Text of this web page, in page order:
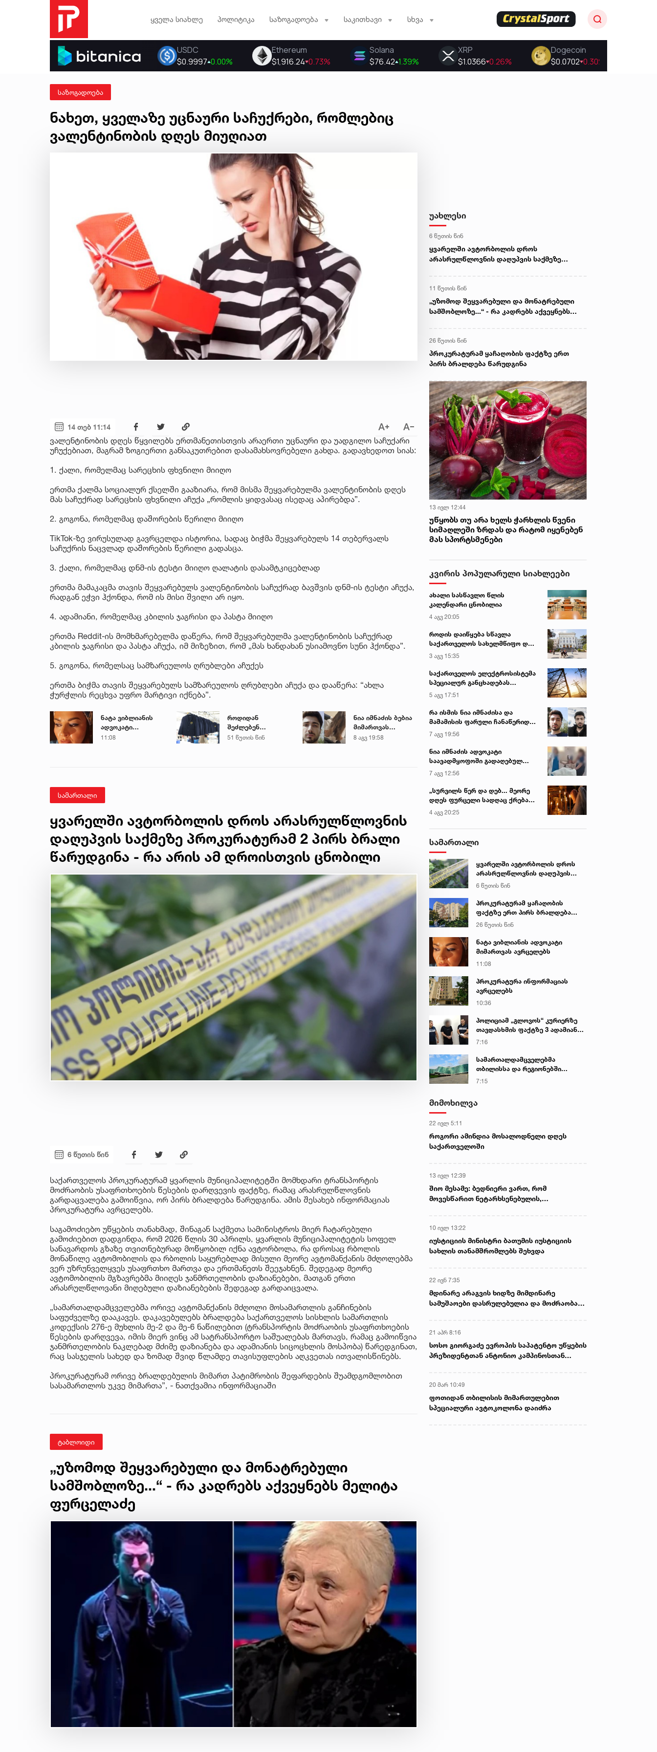
ყველა სიახლე პოლიტიკა საზოგადოება საკითხავი სხვა
საზოგადოება
ნახეთ, ყველაზე უცნაური საჩუქრები, რომლებიც
ვალენტინობის დღეს მიუღიათ
14 თებ 11:14
ვალენტინობის დღეს წყვილებს ერთმანეთისთვის არაერთი უცნაური და უადგილო საჩუქარი
უჩუქებიათ, მაგრამ ზოგიერთი განსაკუთრებით დასამახსოვრებელი გახდა. გადავხედოთ სიას:
1. ქალი, რომელმაც სარეცხის ფხვნილი მიიღო
ერთმა ქალმა სოციალურ ქსელში გააზიარა, რომ მისმა შეყვარებულმა ვალენტინობის დღეს
მას საჩუქრად სარეცხის ფხვნილი აჩუქა „რომლის ყიდვასაც ისედაც აპირებდა”.
2. გოგონა, რომელმაც დაშორების წერილი მიიღო
TikTok-ზე ვირუსულად გავრცელდა ისტორია, სადაც ბიჭმა შეყვარებულს 14 თებერვალს
საჩუქრის ნაცვლად დაშორების წერილი გადასცა.
3. ქალი, რომელმაც დნმ-ის ტესტი მიიღო ღალატის დასამტკიცებლად
ერთმა მამაკაცმა თავის შეყვარებულს ვალენტინობის საჩუქრად ბავშვის დნმ-ის ტესტი აჩუქა,
რადგან ეჭვი ჰქონდა, რომ ის მისი შვილი არ იყო.
4. ადამიანი, რომელმაც კბილის ჯაგრისი და პასტა მიიღო
ერთმა Reddit-ის მომხმარებელმა დაწერა, რომ შეყვარებულმა ვალენტინობის საჩუქრად
კბილის ჯაგრისი და პასტა აჩუქა, იმ მიზეზით, რომ „მას ხანდახან უსიამოვნო სუნი ჰქონდა”.
5. გოგონა, რომელსაც სამზარეულოს ღრუბლები აჩუქეს
ერთმა ბიჭმა თავის შეყვარებულს სამზარეულოს ღრუბლები აჩუქა და დააწერა: “ახლა
ჭურჭლის რეცხვა უფრო მარტივი იქნება”.
ნატა ვიბლიანის
ადვოკატი
მიმართვას
11:08
როდიდან
შეძლებენ
მშობლები
51 წუთის წინ
ნია იმნაძის ბებია
მიმართვას
ავრცელებს
8 აგვ 19:58
სამართალი
ყვარელში ავტორბოლის დროს არასრულწლოვნის
დაღუპვის საქმეზე პროკურატურამ 2 პირს ბრალი
წარუდგინა - რა არის ამ დროისთვის ცნობილი
6 წუთის წინ
საქართველოს პროკურატურამ ყვარლის მუნიციპალიტეტში მომხდარი ტრანსპორტის
მოძრაობის უსაფრთხოების წესების დარღვევის ფაქტზე, რამაც არასრულწლოვნის
გარდაცვალება გამოიწვია, ორ პირს ბრალდება წარუდგინა. ამის შესახებ ინფორმაციას
პროკურატურა ავრცელებს.
საგამოძიებო უწყების თანახმად, შინაგან საქმეთა სამინისტროს მიერ ჩატარებული
გამოძიებით დადგინდა, რომ 2026 წლის 30 აპრილს, ყვარლის მუნიციპალიტეტის სოფელ
სანავარდოს გზაზე თვითნებურად მოწყობილ იქნა ავტორბოლა, რა დროსაც რბოლის
მონაწილე ავტომობილის და რბოლის საყურებლად მისული მეორე ავტომანქანის მძღოლებმა
ვერ უზრუნველყვეს უსაფრთხო მართვა და ერთმანეთს შეეჯახნენ. შედეგად მეორე
ავტომობილის მგზავრებმა მიიღეს ჯანმრთელობის დაზიანებები, მათგან ერთი
არასრულწლოვანი მიღებული დაზიანებების შედეგად გარდაიცვალა.
„სამართალდამცველებმა ორივე ავტომანქანის მძღოლი მოსამართლის განჩინების
საფუძველზე დააკავეს. დაკავებულებს ბრალდება საქართველოს სისხლის სამართლის
კოდექსის 276-ე მუხლის მე-2 და მე-6 ნაწილებით (ტრანსპორტის მოძრაობის უსაფრთხოების
წესების დარღვევა, იმის მიერ ვინც ამ სატრანსპორტო საშუალებას მართავს, რამაც გამოიწვია
ჯანმრთელობის ნაკლებად მძიმე დაზიანება და ადამიანის სიცოცხლის მოსპობა) წარედგინათ,
რაც სასჯელის სახედ და ზომად შვიდ წლამდე თავისუფლების აღკვეთას ითვალისწინებს.
პროკურატურამ ორივე ბრალდებულის მიმართ პატიმრობის შეფარდების შუამდგომლობით
სასამართლოს უკვე მიმართა”, - ნათქვამია ინფორმაციაში
ტაბლოიდი
„უზომოდ შეყვარებული და მონატრებული
სამშობლოზე...“ - რა კადრებს აქვეყნებს მელიტა
ფურცელაძე
უახლესი
6 წუთის წინ
ყვარელში ავტორბოლის დროს
არასრულწლოვნის დაღუპვის საქმეზე
11 წუთის წინ
„უზომოდ შეყვარებული და მონატრებული
სამშობლოზე...“ - რა კადრებს აქვეყნებს
26 წუთის წინ
პროკურატურამ ყაჩაღობის ფაქტზე ერთ
პირს ბრალდება წარუდგინა
13 ივლ 12:44
უწყობს თუ არა ხელს ჭარხლის წვენი
სიმაღლეში ზრდას და რატომ იყენებენ
მას სპორტსმენები
კვირის პოპულარული სიახლეები
ახალი სასწავლო წლის
კალენდარი ცნობილია
4 აგვ 20:05
როდის დაიწყება სწავლა
საქართველოს სახელმწიფო და
კერძო უნივერსიტეტებში
3 აგვ 15:35
საქართველოს ელექტროსისტემა
სპეციალურ განცხადებას
ავრცელებს
5 აგვ 17:51
რა ისმის ნია იმნაძისა და
მამამისის ფარული ჩანაწერიდან
- გიგა ავალიანის მკვლელობის
საქმე
7 აგვ 19:56
ნია იმნაძის ადვოკატი
საავადმყოფოში გადაღებულ
კადრებს ავრცელებს
7 აგვ 12:56
„სურვილს წერ და დებ... მეორე
დღეს ფურცელი სადღაც ქრება
და სურვილი სრულდება...“ -
სასწაულმოქმედი ტაძარი შიდა
ქართლში
4 აგვ 20:25
სამართალი
ყვარელში ავტორბოლის დროს
არასრულწლოვნის დაღუპვის
საქმეზე პროკურატურამ 2 პირს
ბრალი წარუდგინა - რა არის ამ
დროისთვის ცნობილი
6 წუთის წინ
პროკურატურამ ყაჩაღობის
ფაქტზე ერთ პირს ბრალდება
წარუდგინა
26 წუთის წინ
ნატა ვიბლიანის ადვოკატი
მიმართვას ავრცელებს
11:08
პროკურატურა ინფორმაციას
ავრცელებს
10:36
პოლიციამ „გლოვოს“ კურიერზე
თავდასხმის ფაქტზე 3 ადამიანი
დააკავა
7:16
სამართალდამცველებმა
თბილისსა და რეგიონებში
უკანონო ცეცხლსასროლი
7:15
მიმოხილვა
22 ივლ 5:11
როგორი ამინდია მოსალოდნელი დღეს
საქართველოში
13 ივლ 12:39
შიო მესამე: ბედნიერი ვართ, რომ
მოვესწარით ნეტარხსენებულის,
10 ივლ 13:22
იუსტიციის მინისტრი ბათუმის იუსტიციის
სახლის თანამშრომლებს შეხვდა
22 ივნ 7:35
მდინარე არაგვის ხიდზე მიმდინარე
სამუშაოები დასრულებულია და მოძრაობა
21 აპრ 8:16
სოსო გიორგაძე ევროპის საპატენტო უწყების
პრეზიდენტთან ანტონიო კამპინოსთან
20 მარ 10:49
ფოთიდან თბილისის მიმართულებით
სპეციალური ავტოკოლონა დაიძრა